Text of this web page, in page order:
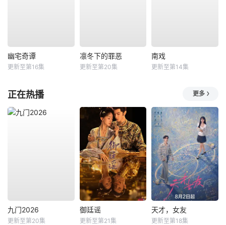
幽宅奇谭
更新至第16集
凛冬下的罪恶
更新至第20集
南戏
更新至第14集
正在热播 更多
九门2026
更新至第20集
御廷谣
更新至第21集
天才，女友
更新至第18集